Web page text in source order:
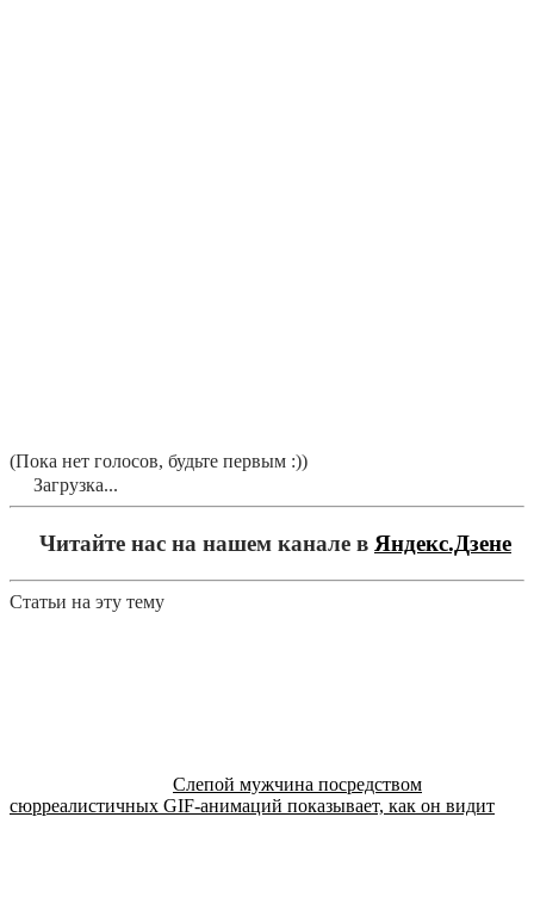
(Пока нет голосов, будьте первым :))
Загрузка...
Читайте нас на нашем канале в Яндекс.Дзене
Статьи на эту тему
Слепой мужчина посредством
сюрреалистичных GIF-анимаций показывает, как он видит